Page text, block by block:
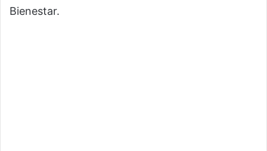
Bienestar.